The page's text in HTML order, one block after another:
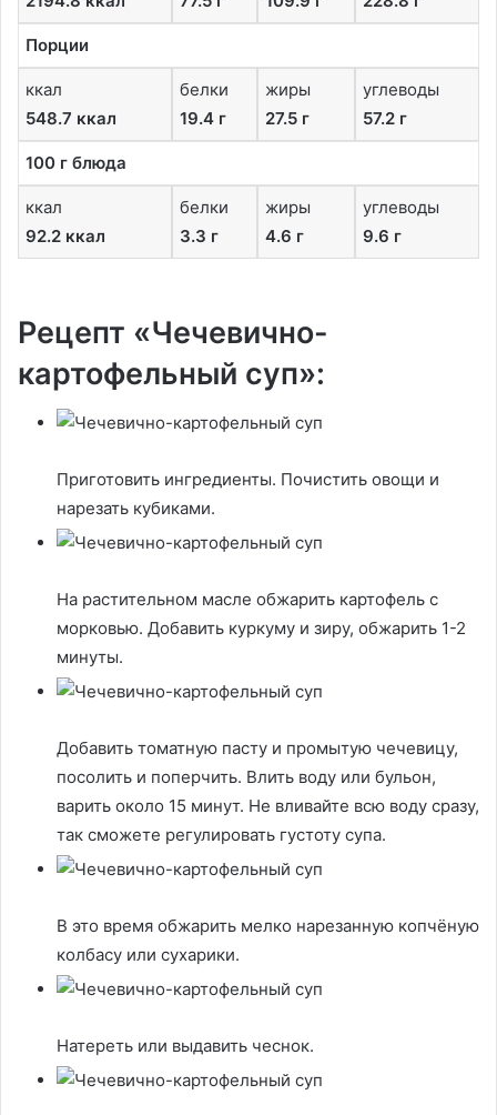
Порции
ккал
548.7 ккал
белки
19.4 г
жиры
27.5 г
углеводы
57.2 г
100 г блюда
ккал
92.2 ккал
белки
3.3 г
жиры
4.6 г
углеводы
9.6 г
Рецепт «Чечевично-
картофельный суп»:
Приготовить ингредиенты. Почистить овощи и
нарезать кубиками.
На растительном масле обжарить картофель с
морковью. Добавить куркуму и зиру, обжарить 1-2
минуты.
Добавить томатную пасту и промытую чечевицу,
посолить и поперчить. Влить воду или бульон,
варить около 15 минут. Не вливайте всю воду сразу,
так сможете регулировать густоту супа.
В это время обжарить мелко нарезанную копчёную
колбасу или сухарики.
Натереть или выдавить чеснок.